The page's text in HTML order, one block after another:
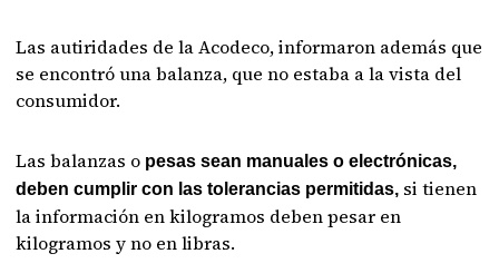
Las autiridades de la Acodeco, informaron además que
se encontró una balanza, que no estaba a la vista del
consumidor.
Las balanzas o pesas sean manuales o electrónicas,
deben cumplir con las tolerancias permitidas, si tienen
la información en kilogramos deben pesar en
kilogramos y no en libras.